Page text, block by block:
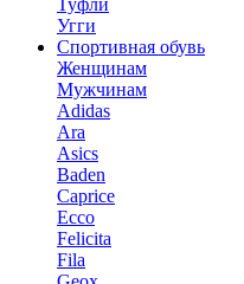
Туфли
Угги
Спортивная обувь
Женщинам
Мужчинам
Adidas
Ara
Asics
Baden
Caprice
Ecco
Felicita
Fila